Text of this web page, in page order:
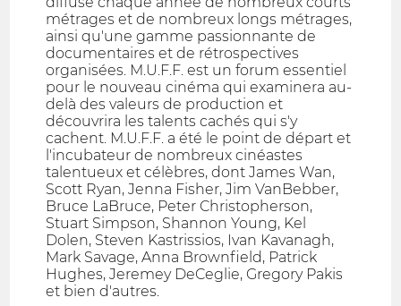
métrages et de nombreux longs métrages,
ainsi qu'une gamme passionnante de
documentaires et de rétrospectives
organisées. M.U.F.F. est un forum essentiel
pour le nouveau cinéma qui examinera au-
delà des valeurs de production et
découvrira les talents cachés qui s'y
cachent. M.U.F.F. a été le point de départ et
l'incubateur de nombreux cinéastes
talentueux et célèbres, dont James Wan,
Scott Ryan, Jenna Fisher, Jim VanBebber,
Bruce LaBruce, Peter Christopherson,
Stuart Simpson, Shannon Young, Kel
Dolen, Steven Kastrissios, Ivan Kavanagh,
Mark Savage, Anna Brownfield, Patrick
Hughes, Jeremey DeCeglie, Gregory Pakis
et bien d'autres.